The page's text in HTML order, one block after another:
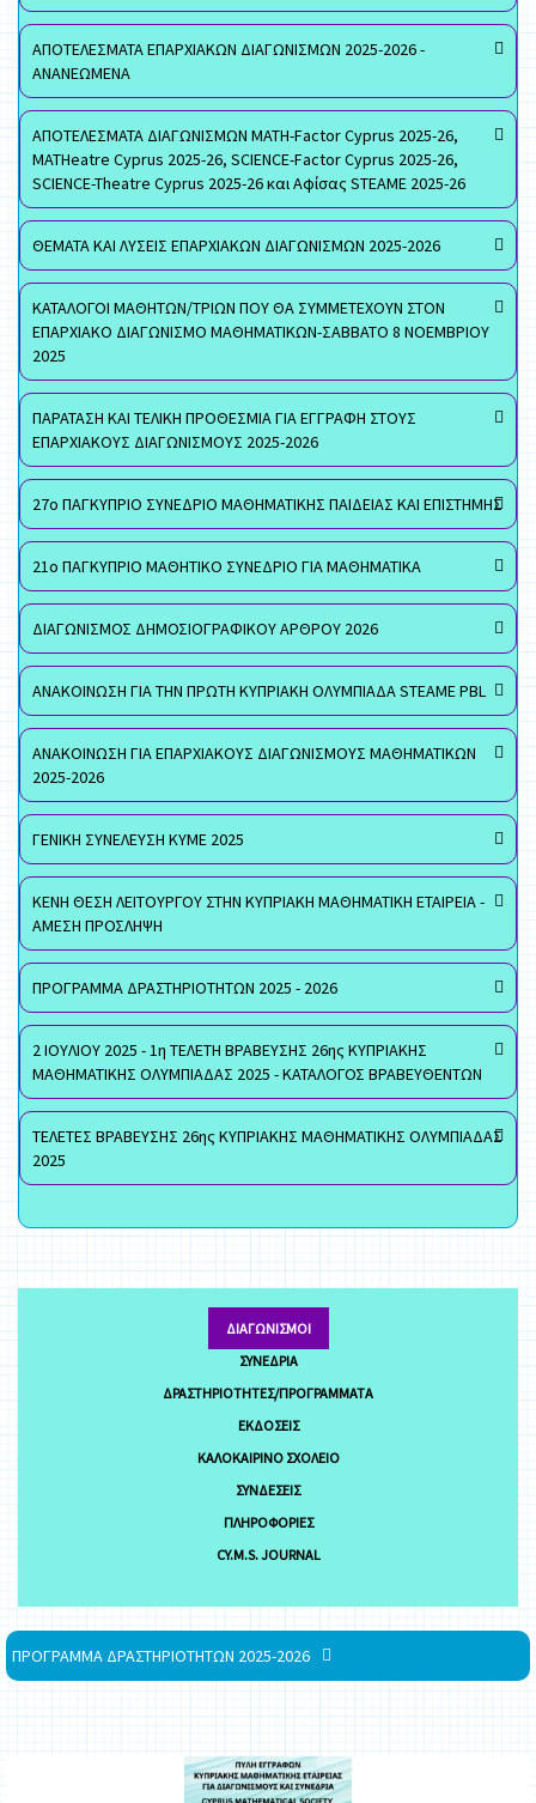
ΑΠΟΤΕΛΕΣΜΑΤΑ ΕΠΑΡΧΙΑΚΩΝ ΔΙΑΓΩΝΙΣΜΩΝ 2025-2026 -
ΑΝΑΝΕΩΜΕΝΑ
ΑΠΟΤΕΛΕΣΜΑΤΑ ΔΙΑΓΩΝΙΣΜΩΝ MATH-Factor Cyprus 2025-26,
MATHeatre Cyprus 2025-26, SCIENCE-Factor Cyprus 2025-26,
SCIENCE-Theatre Cyprus 2025-26 και Αφίσας STEAME 2025-26
ΘΕΜΑΤΑ ΚΑΙ ΛΥΣΕΙΣ ΕΠΑΡΧΙΑΚΩΝ ΔΙΑΓΩΝΙΣΜΩΝ 2025-2026
ΚΑΤΑΛΟΓΟΙ ΜΑΘΗΤΩΝ/ΤΡΙΩΝ ΠΟΥ ΘΑ ΣΥΜΜΕΤΕΧΟΥΝ ΣΤΟΝ
ΕΠΑΡΧΙΑΚΟ ΔΙΑΓΩΝΙΣΜΟ ΜΑΘΗΜΑΤΙΚΩΝ-ΣΑΒΒΑΤΟ 8 ΝΟΕΜΒΡΙΟΥ
2025
ΠΑΡΑΤΑΣΗ ΚΑΙ ΤΕΛΙΚΗ ΠΡΟΘΕΣΜΙΑ ΓΙΑ ΕΓΓΡΑΦΗ ΣΤΟΥΣ
ΕΠΑΡΧΙΑΚΟΥΣ ΔΙΑΓΩΝΙΣΜΟΥΣ 2025-2026
27ο ΠΑΓΚΥΠΡΙΟ ΣΥΝΕΔΡΙΟ ΜΑΘΗΜΑΤΙΚΗΣ ΠΑΙΔΕΙΑΣ ΚΑΙ ΕΠΙΣΤΗΜΗΣ
21ο ΠΑΓΚΥΠΡΙΟ ΜΑΘΗΤΙΚΟ ΣΥΝΕΔΡΙΟ ΓΙΑ ΜΑΘΗΜΑΤΙΚΑ
ΔΙΑΓΩΝΙΣΜΟΣ ΔΗΜΟΣΙΟΓΡΑΦΙΚΟΥ ΑΡΘΡΟΥ 2026
ΑΝΑΚΟΙΝΩΣΗ ΓΙΑ ΤΗΝ ΠΡΩΤΗ ΚΥΠΡΙΑΚΗ ΟΛΥΜΠΙΑΔΑ STEAME PBL
ΑΝΑΚΟΙΝΩΣΗ ΓΙΑ ΕΠΑΡΧΙΑΚΟΥΣ ΔΙΑΓΩΝΙΣΜΟΥΣ ΜΑΘΗΜΑΤΙΚΩΝ
2025-2026
ΓΕΝΙΚΗ ΣΥΝΕΛΕΥΣΗ ΚΥΜΕ 2025
ΚΕΝΗ ΘΕΣΗ ΛΕΙΤΟΥΡΓΟΥ ΣΤΗΝ ΚΥΠΡΙΑΚΗ ΜΑΘΗΜΑΤΙΚΗ ΕΤΑΙΡΕΙΑ -
ΑΜΕΣΗ ΠΡΟΣΛΗΨΗ
ΠΡΟΓΡΑΜΜΑ ΔΡΑΣΤΗΡΙΟΤΗΤΩΝ 2025 - 2026
2 ΙΟΥΛΙΟΥ 2025 - 1η ΤΕΛΕΤΗ ΒΡΑΒΕΥΣΗΣ 26ης ΚΥΠΡΙΑΚΗΣ
ΜΑΘΗΜΑΤΙΚΗΣ ΟΛΥΜΠΙΑΔΑΣ 2025 - ΚΑΤΑΛΟΓΟΣ ΒΡΑΒΕΥΘΕΝΤΩΝ
ΤΕΛΕΤΕΣ ΒΡΑΒΕΥΣΗΣ 26ης ΚΥΠΡΙΑΚΗΣ ΜΑΘΗΜΑΤΙΚΗΣ ΟΛΥΜΠΙΑΔΑΣ
2025
ΔΙΑΓΩΝΙΣΜΟΊ
ΣΥΝΈΔΡΙΑ
ΔΡΑΣΤΗΡΙΌΤΗΤΕΣ/ΠΡΟΓΡΆΜΜΑΤΑ
ΕΚΔΌΣΕΙΣ
ΚΑΛΟΚΑΙΡΙΝΌ ΣΧΟΛΕΊΟ
ΣΥΝΔΈΣΕΙΣ
ΠΛΗΡΟΦΟΡΊΕΣ
CY.M.S. JOURNAL
ΠΡΟΓΡΑΜΜΑ ΔΡΑΣΤΗΡΙΟΤΗΤΩΝ 2025-2026